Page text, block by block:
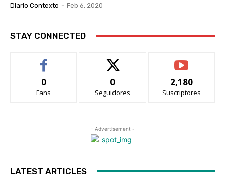
Diario Contexto - Feb 6, 2020
STAY CONNECTED
0
Fans
0
Seguidores
2,180
Suscriptores
- Advertisement -
LATEST ARTICLES